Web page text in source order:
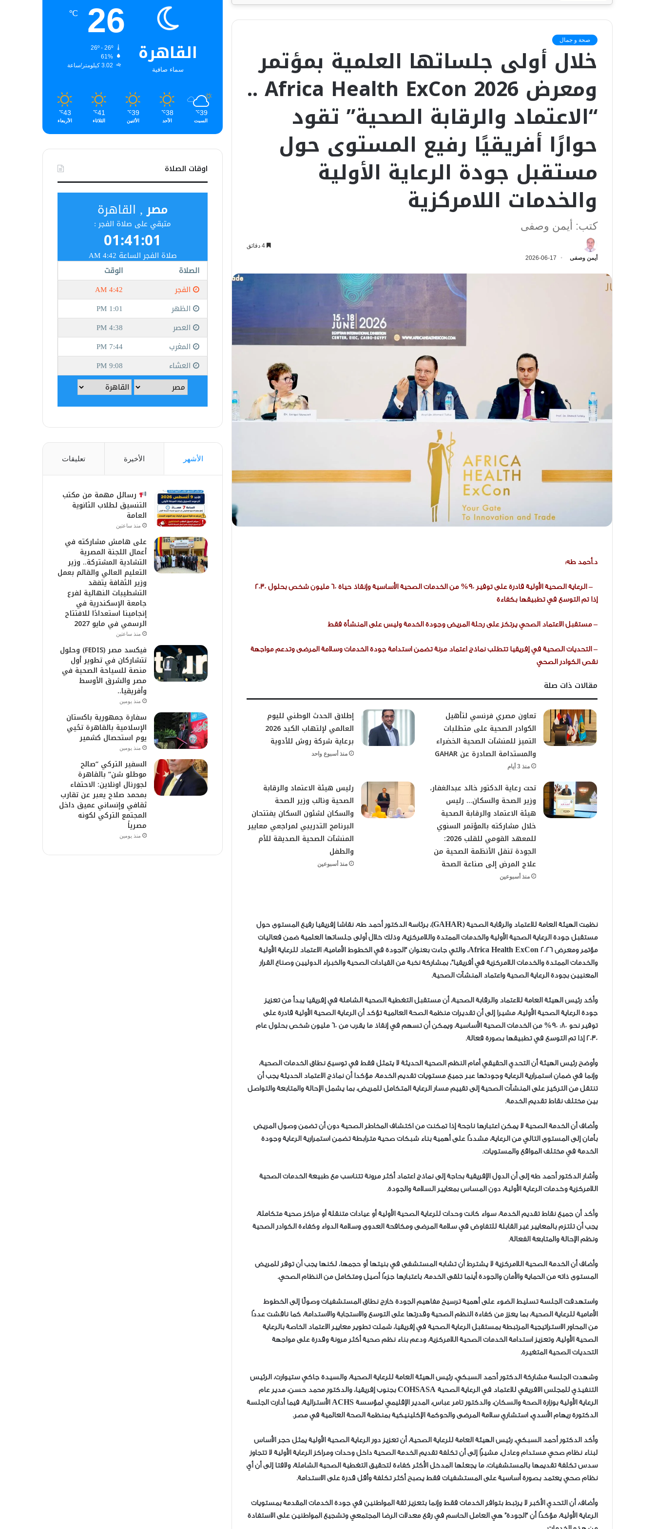
صحة و جمال
خلال أولى جلساتها العلمية بمؤتمر
ومعرض Africa Health ExCon 2026 ..
“الاعتماد والرقابة الصحية” تقود
حوارًا أفريقيًا رفيع المستوى حول
مستقبل جودة الرعاية الأولية
والخدمات اللامركزية
كتب: أيمن وصفى
أيمن وصفى 2026-06-17
د.أحمد طه:
– الرعاية الصحية الأولية قادرة على توفير 90% من الخدمات الصحية الأساسية وإنقاذ حياة 60 مليون شخص بحلول 2030
إذا تم التوسع في تطبيقها بكفاءة
– مستقبل الاعتماد الصحي يرتكز على رحلة المريض وجودة الخدمة وليس على المنشأة فقط
– التحديات الصحية في إفريقيا تتطلب نماذج اعتماد مرنة تضمن استدامة جودة الخدمات وسلامة المرضى وتدعم مواجهة
نقص الكوادر الصحي
مقالات ذات صلة
تعاون مصري فرنسي لتأهيل
الكوادر الصحية على متطلبات
التميز للمنشآت الصحية الخضراء
والمستدامة الصادرة عن GAHAR
منذ 3 أيام
إطلاق الحدث الوطني لليوم
العالمي لإلتهاب الكبد 2026
برعاية شركة روش للأدوية
منذ أسبوع واحد
تحت رعاية الدكتور خالد عبدالغفار،
وزير الصحة والسكان… رئيس
هيئة الاعتماد والرقابة الصحية
خلال مشاركته بالمؤتمر السنوي
للمعهد القومي للقلب 2026:
الجودة تنقل الأنظمة الصحية من
علاج المرض إلى صناعة الصحة
منذ أسبوعين
رئيس هيئة الاعتماد والرقابة
الصحية ونائب وزير الصحة
والسكان لشئون السكان يفتتحان
البرنامج التدريبي لمراجعي معايير
المنشآت الصحية الصديقة للأم
والطفل
منذ أسبوعين
نظمت الهيئة العامة للاعتماد والرقابة الصحية (GAHAR)، برئاسة الدكتور أحمد طه، نقاشا إفريقيا رفيع المستوى حول
مستقبل جودة الرعاية الصحية الأولية والخدمات الممتدة واللامركزية، وذلك خلال أولى جلساتها العلمية ضمن فعاليات
مؤتمر ومعرض Africa Health ExCon 2026، والتي جاءت بعنوان “الجودة في الخطوط الأمامية: الاعتماد للرعاية الأولية
والخدمات الممتدة والخدمات اللامركزية في أفريقيا”، بمشاركة نخبة من القيادات الصحية والخبراء الدوليين وصناع القرار
المعنيين بجودة الرعاية الصحية واعتماد المنشآت الصحية.
وأكد رئيس الهيئة العامة للاعتماد والرقابة الصحية، أن مستقبل التغطية الصحية الشاملة في إفريقيا يبدأ من تعزيز
جودة الرعاية الصحية الأولية، مشيرا إلى أن تقديرات منظمة الصحة العالمية تؤكد أن الرعاية الصحية الأولية قادرة على
توفير نحو 80: 90% من الخدمات الصحية الأساسية، ويمكن أن تسهم في إنقاذ ما يقرب من 60 مليون شخص بحلول عام
2030 إذا تم التوسع في تطبيقها بصورة فعالة.
وأوضح رئيس الهيئة أن التحدي الحقيقي أمام النظم الصحية الحديثة لا يتمثل فقط في توسيع نطاق الخدمات الصحية،
وإنما في ضمان استمرارية الرعاية وجودتها عبر جميع مستويات تقديم الخدمة، مؤكدا أن نماذج الاعتماد الحديثة يجب أن
تنتقل من التركيز على المنشآت الصحية إلى تقييم مسار الرعاية المتكامل للمريض، بما يشمل الإحالة والمتابعة والتواصل
بين مختلف نقاط تقديم الخدمة.
وأضاف أن الخدمة الصحية لا يمكن اعتبارها ناجحة إذا تمكنت من اكتشاف المخاطر الصحية دون أن تضمن وصول المريض
بأمان إلى المستوى التالي من الرعاية، مشددًا على أهمية بناء شبكات صحية مترابطة تضمن استمرارية الرعاية وجودة
الخدمة في مختلف المواقع والمستويات.
وأشار الدكتور أحمد طه إلى أن الدول الإفريقية بحاجة إلى نماذج اعتماد أكثر مرونة تتناسب مع طبيعة الخدمات الصحية
اللامركزية وخدمات الرعاية الأولية، دون المساس بمعايير السلامة والجودة.
وأكد أن جميع نقاط تقديم الخدمة، سواء كانت وحدات للرعاية الصحية الأولية أو عيادات متنقلة أو مراكز صحية متكاملة،
يجب أن تلتزم بالمعايير غير القابلة للتفاوض في سلامة المرضى ومكافحة العدوى وسلامة الدواء وكفاءة الكوادر الصحية
ونظم الإحالة والمتابعة الفعالة.
وأضاف أن الخدمة الصحية اللامركزية لا يشترط أن تشابه المستشفى في بنيتها أو حجمها، لكنها يجب أن توفر للمريض
المستوى ذاته من الحماية والأمان والجودة أينما تلقى الخدمة، باعتبارها جزءًا أصيل ومتكامل من النظام الصحي.
واستهدفت الجلسة تسليط الضوء على أهمية ترسيخ مفاهيم الجودة خارج نطاق المستشفيات وصولًا إلى الخطوط
الأمامية للرعاية الصحية، بما يعزز من كفاءة النظم الصحية وقدرتها على التوسع والاستجابة والاستدامة، كما ناقشت عددًا
من المحاور الاستراتيجية المرتبطة بمستقبل الرعاية الصحية في إفريقيا، شملت تطوير معايير الاعتماد الخاصة بالرعاية
الصحية الأولية، وتعزيز استدامة الخدمات الصحية اللامركزية، ودعم بناء نظم صحية أكثر مرونة وقدرة على مواجهة
التحديات الصحية المتغيرة.
وشهدت الجلسة مشاركة الدكتور أحمد السبكي، رئيس الهيئة العامة للرعاية الصحية، والسيدة جاكي ستيوارت، الرئيس
التنفيذي للمجلس الافريقي للاعتماد في الرعاية الصحية COHSASA بجنوب إفريقيا، والدكتور محمد حسن، مدير عام
الرعاية الأولية بوزارة الصحة والسكان، والدكتور تامر عباس، المدير الإقليمي لمؤسسة ACHS الأسترالية، فيما أدارت الجلسة
الدكتورة ريهام الأسدي، استشاري سلامة المرضى والحوكمة الإكلينيكية بمنظمة الصحة العالمية في مصر.
وأكد الدكتور أحمد السبكي، رئيس الهيئة العامة للرعاية الصحية، أن تعزيز دور الرعاية الصحية الأولية يمثل حجر الأساس
لبناء نظام صحي مستدام وعادل، مشيرًا إلى أن تكلفة تقديم الخدمة الصحية داخل وحدات ومراكز الرعاية الأولية لا تتجاوز
سدس تكلفة تقديمها بالمستشفيات، ما يجعلها المدخل الأكثر كفاءة لتحقيق التغطية الصحية الشاملة، ولافتا إلى أن أي
نظام صحي يعتمد بصورة أساسية على المستشفيات فقط يصبح أكثر تكلفة وأقل قدرة على الاستدامة.
وأضاف، أن التحدي الأكبر لا يرتبط بتوافر الخدمات فقط وإنما بتعزيز ثقة المواطنين في جودة الخدمات المقدمة بمستويات
الرعاية الأولية، مؤكدًا أن “الجودة” هي العامل الحاسم في رفع معدلات الرضا المجتمعي وتشجيع المواطنين على الاستفادة
القاهرة
سماء صافية
26
℃
26º - 26º
61%
3.02 كيلومتر/ساعة
39
℃
السبت
38
℃
الأحد
39
℃
الأثنين
41
℃
الثلاثاء
43
℃
الأربعاء
اوقات الصلاة
الأشهر الأخيرة تعليقات
رسائل مهمة من مكتب
التنسيق لطلاب الثانوية
العامة
منذ ساعتين
على هامش مشاركته في
أعمال اللجنة المصرية
التشادية المشتركة.. وزير
التعليم العالي والقائم بعمل
وزير الثقافة يتفقد
التشطيبات النهائية لفرع
جامعة الإسكندرية في
إنجامينا استعدادًا للافتتاح
الرسمي في مايو 2027
منذ ساعتين
فيكسد مصر (FEDIS) وحلول
تتشاركان في تطوير أول
منصة للسياحة الصحية في
مصر والشرق الأوسط
وأفريقيا..
منذ يومين
سفارة جمهورية باكستان
الإسلامية بالقاهرة تحُيي
يوم استحصال كشمير
منذ يومين
السفير التركي “صالح
موطلو شن” بالقاهرة
لجورنال اونلاين: الاحتفاء
بمحمد صلاح يعبر عن تقارب
ثقافي وإنساني عميق داخل
المجتمع التركي لكونه
مصرياً
منذ يومين